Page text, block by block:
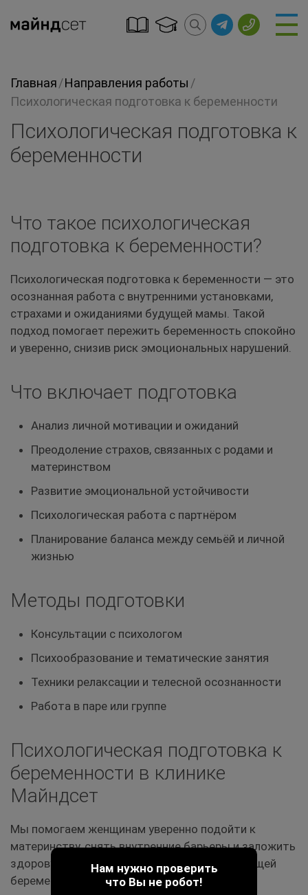
Главная/Направления работы /
Психологическая подготовка к беременности
Психологическая подготовка к
беременности
Что такое психологическая
подготовка к беременности?
Психологическая подготовка к беременности — это
осознанная работа с внутренними установками,
страхами и ожиданиями будущей мамы. Такой
подход помогает пережить беременность спокойно
и уверенно, снизив риск эмоциональных нарушений.
Что включает подготовка
Анализ личной мотивации и ожиданий
Преодоление страхов, связанных с родами и
материнством
Развитие эмоциональной устойчивости
Психологическая работа с партнёром
Планирование баланса между семьёй и личной
жизнью
Методы подготовки
Консультации с психологом
Психообразование и тематические занятия
Техники релаксации и телесной осознанности
Работа в паре или группе
Психологическая подготовка к
беременности в клинике
Майндсет
Мы помогаем женщинам уверенно подойти к
материнству, снять внутренние барьеры и заложить
здоровую психологическую основу для будущей
беременности и родительства.
Нам нужно проверить
что Вы не робот!